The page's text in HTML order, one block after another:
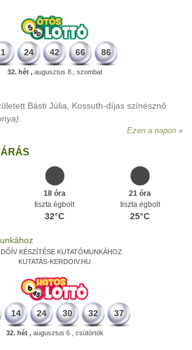
1 24 42 66 86
32. hét ,augusztus 8., szombat
Básti Júlia, Kossuth-díjas színésznő
Ezen a napon
18 óra
tiszta égbolt
32°C
21 óra
tiszta égbolt
25°C
KÉSZÍTÉSE KUTATÓMUNKÁHOZ
KUTATAS-KERDOIV.HU
14 24 30 32 37
32. hét ,augusztus 6., csütörtök